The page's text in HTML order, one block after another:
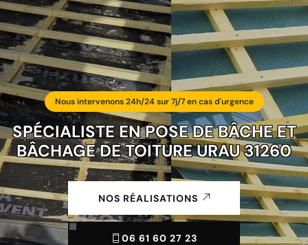
Nous intervenons 24h/24 sur 7j/7 en cas d'urgence
SPÉCIALISTE EN POSE DE BÂCHE ET
BÂCHAGE DE TOITURE URAU 31260
NOS RÉALISATIONS
06 61 60 27 23